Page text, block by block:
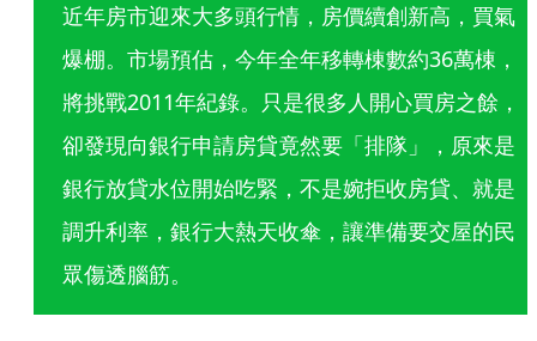
近年房市迎來大多頭行情，房價續創新高，買氣
爆棚。市場預估，今年全年移轉棟數約36萬棟，
將挑戰2011年紀錄。只是很多人開心買房之餘，
卻發現向銀行申請房貸竟然要「排隊」，原來是
銀行放貸水位開始吃緊，不是婉拒收房貸、就是
調升利率，銀行大熱天收傘，讓準備要交屋的民
眾傷透腦筋。